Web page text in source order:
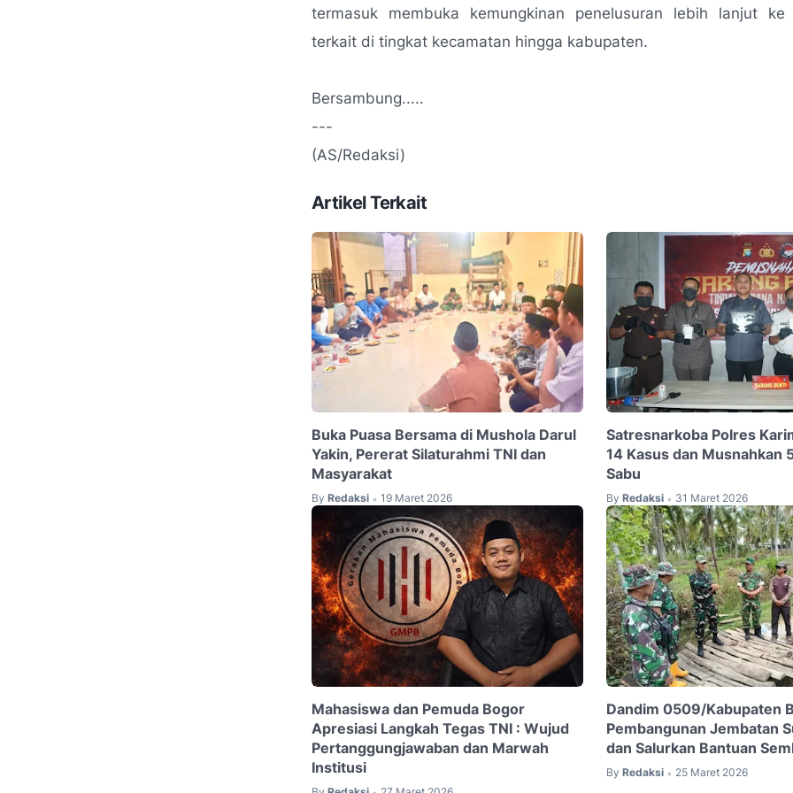
termasuk membuka kemungkinan penelusuran lebih lanjut ke
terkait di tingkat kecamatan hingga kabupaten.
Bersambung.....
---
(AS/Redaksi)
Artikel Terkait
Buka Puasa Bersama di Mushola Darul
Yakin, Pererat Silaturahmi TNI dan
Masyarakat
By Redaksi • 19 Maret 2026
Satresnarkoba Polres
14 Kasus dan Musnahkan
Sabu
By Redaksi • 31 Maret 2026
Mahasiswa dan Pemuda Bogor
Apresiasi Langkah Tegas TNI : Wujud
Pertanggungjawaban dan Marwah
Institusi
Dandim 0509/Kabupaten
Pembangunan Jembatan
dan Salurkan Bantuan
By Redaksi • 25 Maret 2026